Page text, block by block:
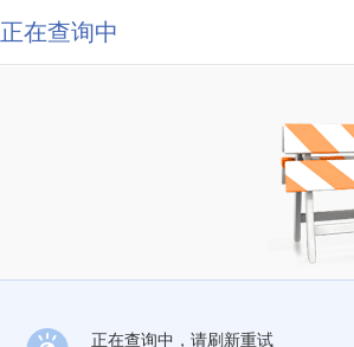
正在查询中
正在查询中，请刷新重试